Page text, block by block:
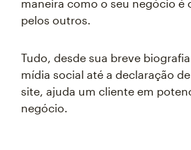
maneira como o seu negócio é
pelos outros.
Tudo, desde sua breve
mídia social até a declaração
site, ajuda um cliente em
negócio.